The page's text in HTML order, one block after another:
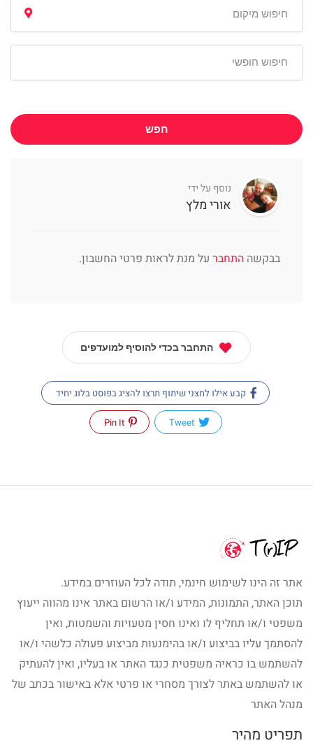
חפש
נוסף על ידי
אורי מלץ
בבקשה התחבר על מנת לראות פרטי החשבון.
התחבר בכדי להוסיף למועדפים
קבע אילו לחצני שיתוף תרצו להציג בפוסט בלוג יחיד
Tweet
Pin It
אתר זה הינו לשימוש חינמי, תודה לכל העוזרים במידע.
תוכן האתר, התמונות, המידע ו/או הרשום באתר אינו מהווה ייעוץ
משפטי ו/או תחליף לו ואינו חסין מטעויות והשמטות, ואין
להסתמך עליו בביצוע ו/או בהימנעות מביצוע פעולה כלשהי ו/או
להשתמש בו כראיה משפטית כנגד האתר או בעליו, ואין להעתיק
או להשתמש באתר לצורך מסחרי או פרטי אלא באישור בכתב של
מנהל האתר
תפריט מהיר